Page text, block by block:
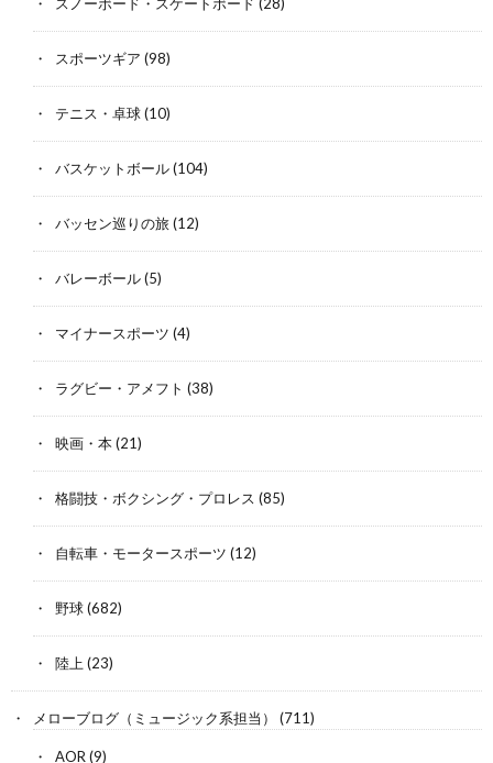
スポーツギア (98)
テニス・卓球(10)
バスケットボール(104)
バッセン巡りの旅(12)
バレーボール(5)
マイナースポーツ (4)
ラグビー・アメフト (38)
映画・本(21)
格闘技・ボクシング・プロレス (85)
自転車・モータースポーツ (12)
野球(682)
陸上 (23)
メローブログ（ミュージック系担当） (711)
AOR (9)